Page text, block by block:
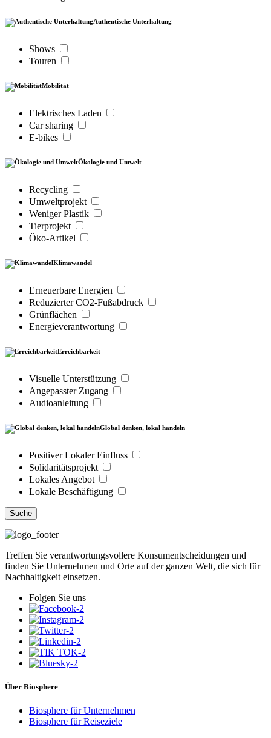
Authentische Unterhaltung
Shows
Touren
Mobilität
Elektrisches Laden
Car sharing
E-bikes
Ökologie und Umwelt
Recycling
Umweltprojekt
Weniger Plastik
Tierprojekt
Öko-Artikel
Klimawandel
Erneuerbare Energien
Reduzierter CO2-Fußabdruck
Grünflächen
Energieverantwortung
Erreichbarkeit
Visuelle Unterstützung
Angepasster Zugang
Audioanleitung
Global denken, lokal handeln
Positiver Lokaler Einfluss
Solidaritätsprojekt
Lokales Angebot
Lokale Beschäftigung
Suche
Treffen Sie verantwortungsvollere Konsumentscheidungen und
finden Sie Unternehmen und Orte auf der ganzen Welt, die sich für
Nachhaltigkeit einsetzen.
Folgen Sie uns
Über Biosphere
Biosphere für Unternehmen
Biosphere für Reiseziele